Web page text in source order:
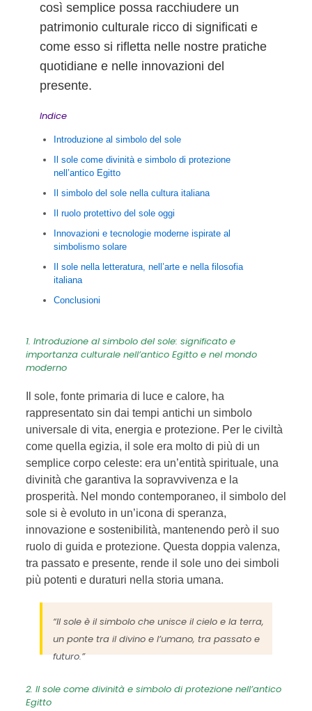
così semplice possa racchiudere un
patrimonio culturale ricco di significati e
come esso si rifletta nelle nostre pratiche
quotidiane e nelle innovazioni del
presente.
Indice
Introduzione al simbolo del sole
Il sole come divinità e simbolo di protezione
nell’antico Egitto
Il simbolo del sole nella cultura italiana
Il ruolo protettivo del sole oggi
Innovazioni e tecnologie moderne ispirate al
simbolismo solare
Il sole nella letteratura, nell’arte e nella filosofia
italiana
Conclusioni
1. Introduzione al simbolo del sole: significato e
importanza culturale nell’antico Egitto e nel mondo
moderno
Il sole, fonte primaria di luce e calore, ha
rappresentato sin dai tempi antichi un simbolo
universale di vita, energia e protezione. Per le civiltà
come quella egizia, il sole era molto di più di un
semplice corpo celeste: era un’entità spirituale, una
divinità che garantiva la sopravvivenza e la
prosperità. Nel mondo contemporaneo, il simbolo del
sole si è evoluto in un’icona di speranza,
innovazione e sostenibilità, mantenendo però il suo
ruolo di guida e protezione. Questa doppia valenza,
tra passato e presente, rende il sole uno dei simboli
più potenti e duraturi nella storia umana.
“Il sole è il simbolo che unisce il cielo e la terra,
un ponte tra il divino e l’umano, tra passato e
futuro.”
2. Il sole come divinità e simbolo di protezione nell’antico
Egitto